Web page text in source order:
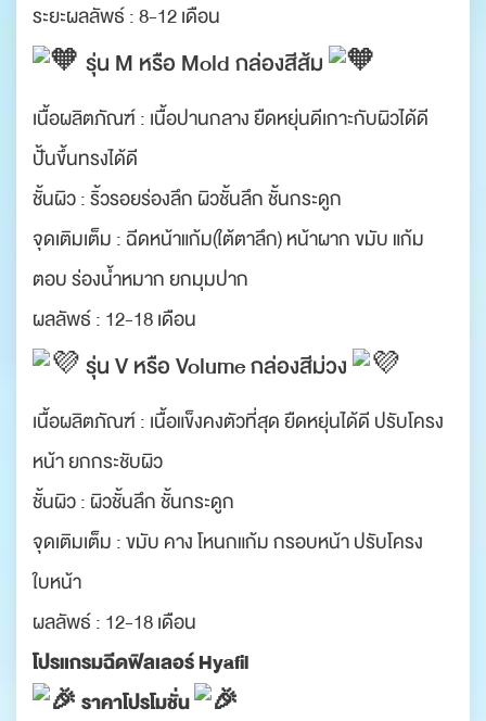
ระยะผลลัพธ์ : 8-12 เดือน
รุ่น M หรือ Mold กล่องสีส้ม
เนื้อผลิตภัณฑ์ : เนื้อปานกลาง ยืดหยุ่นดีเกาะกับผิวได้ดี
ปั้นขึ้นทรงได้ดี
ชั้นผิว : ริ้วรอยร่องลึก ผิวชั้นลึก ชั้นกระดูก
จุดเติมเต็ม : ฉีดหน้าแก้ม(ใต้ตาลึก) หน้าผาก ขมับ แก้ม
ตอบ ร่องน้ำหมาก ยกมุมปาก
ผลลัพธ์ : 12-18 เดือน
รุ่น V หรือ Volume กล่องสีม่วง
เนื้อผลิตภัณฑ์ : เนื้อแข็งคงตัวที่สุด ยืดหยุ่นได้ดี ปรับโครง
หน้า ยกกระชับผิว
ชั้นผิว : ผิวชั้นลึก ชั้นกระดูก
จุดเติมเต็ม : ขมับ คาง โหนกแก้ม กรอบหน้า ปรับโครง
ใบหน้า
ผลลัพธ์ : 12-18 เดือน
โปรแกรมฉีดฟิลเลอร์ Hyafil
ราคาโปรโมชั่น